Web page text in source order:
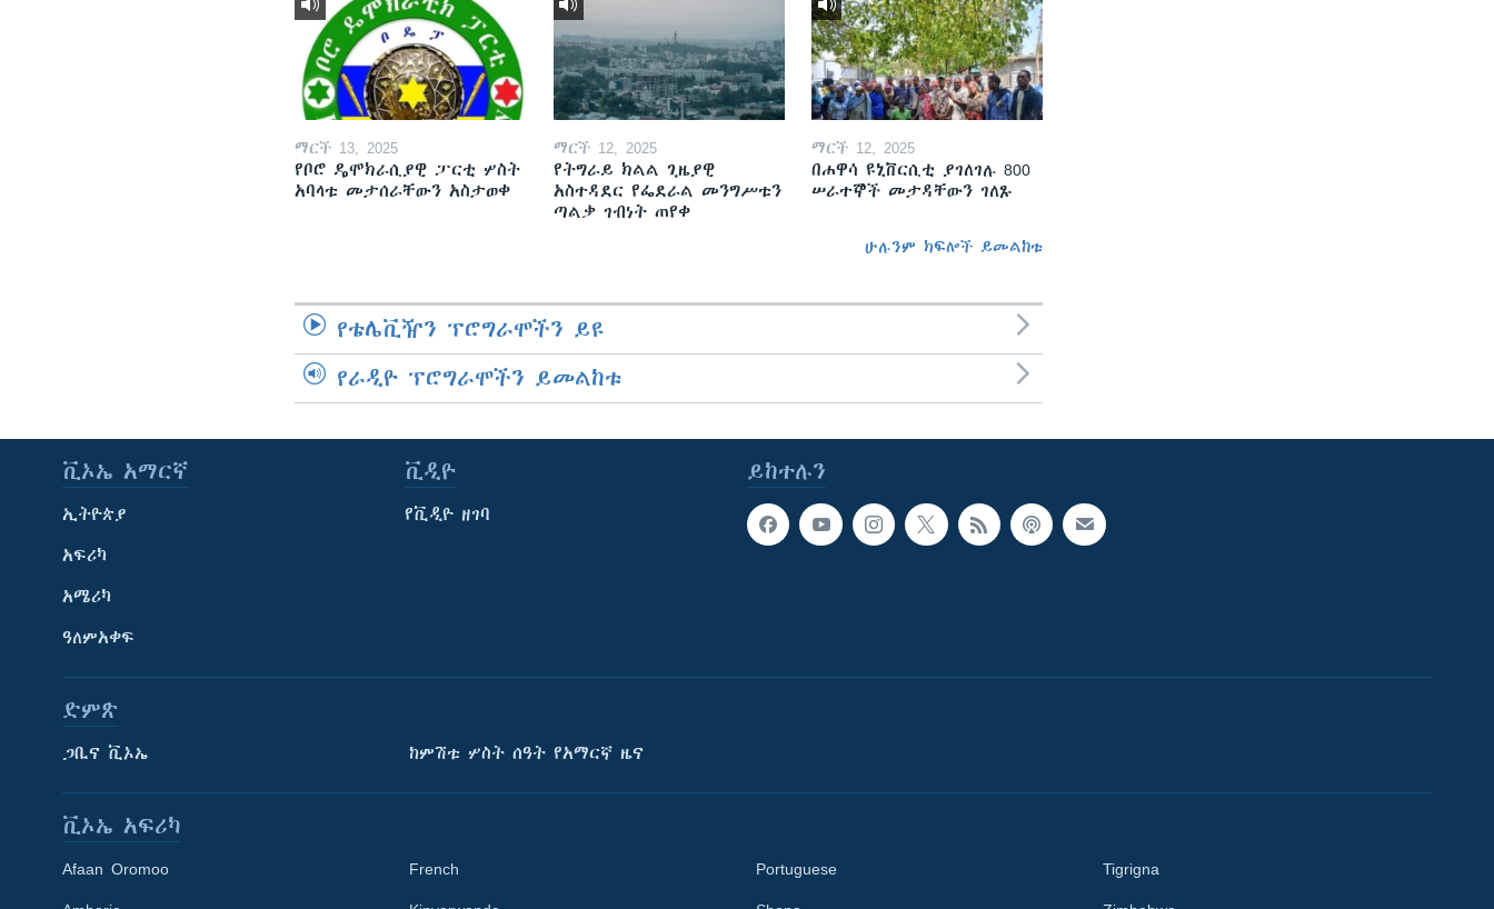
ማርች 13, 2025
የቦሮ ዴሞክራሲያዊ ፓርቲ ሦስት
አባላቱ መታሰራቸውን አስታወቀ
ማርች 12, 2025
የትግራይ ክልል ጊዜያዊ
አስተዳደር የፌደራል መንግሥቱን
ጣልቃ ገብነት ጠየቀ
ማርች 12, 2025
በሐዋሳ ዩኒቨርሲቲ ያገለገሉ 800
ሠራተኞች መታዳቸውን ገለጹ
ሁሉንም ክፍሎች ይመልከቱ
የቴሌቪዥን ፕሮግራሞችን ይዩ
የራዲዮ ፕሮግራሞችን ይመልከቱ
ይከተሉን
ቪኦኤ አማርኛ
ኢትዮጵያ
አፍሪካ
አሜሪካ
ዓለምአቀፍ
ቪዲዮ
የቪዲዮ ዘገባ
ድምጽ
ጋቢና ቪኦኤ ከምሽቱ ሦስት ሰዓት የአማርኛ ዜና
ቪኦኤ አፍሪካ
Afaan Oromoo French Portuguese Tigrigna